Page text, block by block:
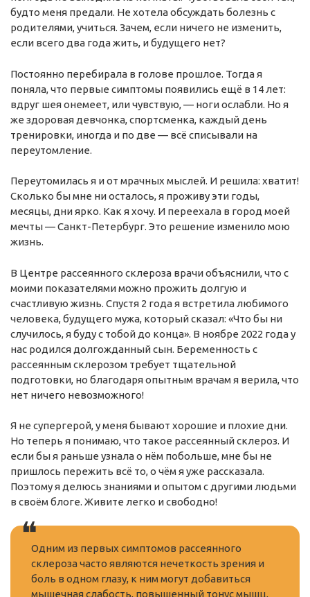
будто меня предали. Не хотела обсуждать болезнь с
родителями, учиться. Зачем, если ничего не изменить,
если всего два года жить, и будущего нет?
Постоянно перебирала в голове прошлое. Тогда я
поняла, что первые симптомы появились ещё в 14 лет:
вдруг шея онемеет, или чувствую, — ноги ослабли. Но я
же здоровая девчонка, спортсменка, каждый день
тренировки, иногда и по две — всё списывали на
переутомление.
Переутомилась я и от мрачных мыслей. И решила: хватит!
Сколько бы мне ни осталось, я проживу эти годы,
месяцы, дни ярко. Как я хочу. И переехала в город моей
мечты — Санкт-Петербург. Это решение изменило мою
жизнь.
В Центре рассеянного склероза врачи объяснили, что с
моими показателями можно прожить долгую и
счастливую жизнь. Спустя 2 года я встретила любимого
человека, будущего мужа, который сказал: «Что бы ни
случилось, я буду с тобой до конца». В ноябре 2022 года у
нас родился долгожданный сын. Беременность с
рассеянным склерозом требует тщательной
подготовки, но благодаря опытным врачам я верила, что
нет ничего невозможного!
Я не супергерой, у меня бывают хорошие и плохие дни.
Но теперь я понимаю, что такое рассеянный склероз. И
если бы я раньше узнала о нём побольше, мне бы не
пришлось пережить всё то, о чём я уже рассказала.
Поэтому я делюсь знаниями и опытом с другими людьми
в своём блоге. Живите легко и свободно!
Одним из первых симптомов рассеянного
склероза часто являются нечеткость зрения и
боль в одном глазу, к ним могут добавиться
мышечная слабость, повышенный тонус мышц,